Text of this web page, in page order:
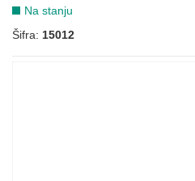
Na stanju
Šifra: 15012